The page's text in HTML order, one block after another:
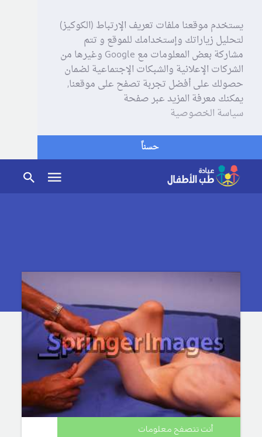
يستخدم موقعنا ملفات تعريف الإرتباط (الكوكيز)
لتحليل زياراتك وإستخدامك للموقع و تتم
مشاركة بعض المعلومات مع Google وغيرها من
الشركات الإعلانية والشبكات الإجتماعية لضمان
حصولك على أفضل تجربة تصفح على موقعنا,
يمكنك معرفة المزيد عبر صفحة
سياسة الخصوصية
حسناً
أنت تتصفح معلومات